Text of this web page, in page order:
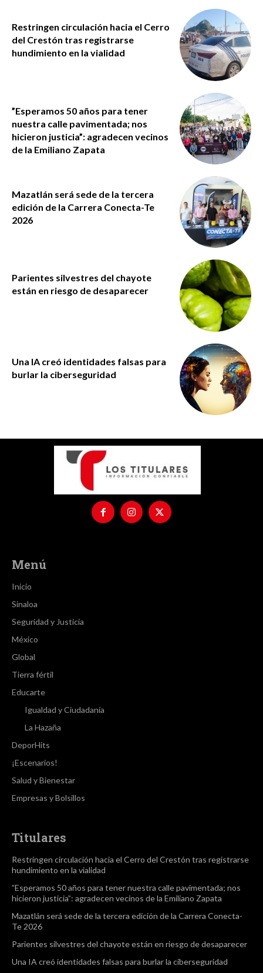
Restringen circulación hacia el Cerro
del Crestón tras registrarse
hundimiento en la vialidad
”Esperamos 50 años para tener
nuestra calle pavimentada; nos
hicieron justicia”: agradecen vecinos
de la Emiliano Zapata
Mazatlán será sede de la tercera
edición de la Carrera Conecta-Te
2026
Parientes silvestres del chayote
están en riesgo de desaparecer
Una IA creó identidades falsas para
burlar la ciberseguridad
Menú
Inicio
Sinaloa
Seguridad y Justicia
México
Global
Tierra fértil
Educarte
Igualdad y Ciudadanía
La Hazaña
DeporHits
¡Escenarios!
Salud y Bienestar
Empresas y Bolsillos
Titulares
Restringen circulación hacia el Cerro del Crestón tras registrarse
hundimiento en la vialidad
”Esperamos 50 años para tener nuestra calle pavimentada; nos
hicieron justicia”: agradecen vecinos de la Emiliano Zapata
Mazatlán será sede de la tercera edición de la Carrera Conecta-
Te 2026
Parientes silvestres del chayote están en riesgo de desaparecer
Una IA creó identidades falsas para burlar la ciberseguridad